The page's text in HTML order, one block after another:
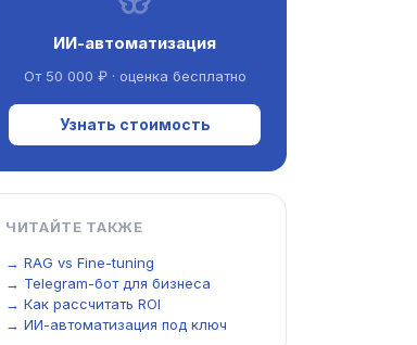
ИИ-автоматизация
От 50 000 ₽ · оценка бесплатно
Узнать стоимость
ЧИТАЙТЕ ТАКЖЕ
→ RAG vs Fine-tuning
→ Telegram-бот для бизнеса
→ Как рассчитать ROI
→ ИИ-автоматизация под ключ